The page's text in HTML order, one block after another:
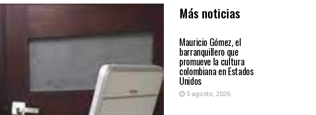
Más noticias
PRIMER PLANO
Mauricio Gómez, el
barranquillero que
promueve la cultura
colombiana en Estados
Unidos
5 agosto, 2026
PRIMER PLANO